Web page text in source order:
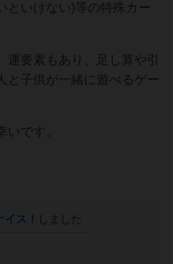
といけない)等の特殊カー
運要素もあり、足し算や引
と子供が一緒に遊べるゲー
いです。
イス！ しました